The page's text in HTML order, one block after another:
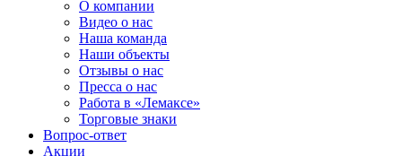
О компании
Видео о нас
Наша команда
Наши объекты
Отзывы о нас
Пресса о нас
Работа в «Лемаксе»
Торговые знаки
Вопрос-ответ
Акции